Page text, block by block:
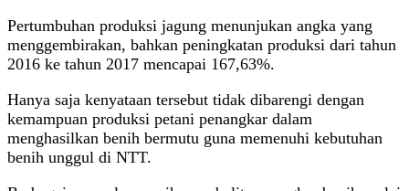
Pertumbuhan produksi jagung menunjukan angka yang
menggembirakan, bahkan peningkatan produksi dari tahun
2016 ke tahun 2017 mencapai 167,63%.
Hanya saja kenyataan tersebut tidak dibarengi dengan
kemampuan produksi petani penangkar dalam
menghasilkan benih bermutu guna memenuhi kebutuhan
benih unggul di NTT.